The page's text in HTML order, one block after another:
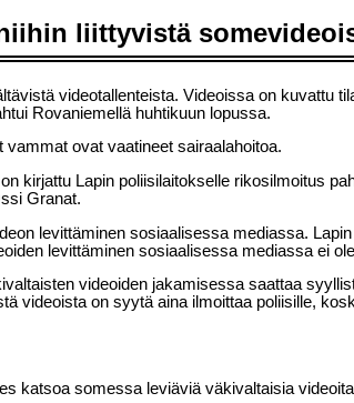
liittyvistä
videotallenteista. Videoissa on kuvattu
Rovaniemellä huhtikuun lopussa.
vammat ovat vaatineet sairaalahoitoa.
kirjattu Lapin poliisilaitokselle rikosilmoitus
Granat.
levittäminen sosiaalisessa mediassa.
levittäminen sosiaalisessa mediassa ei
videoiden jakamisessa saattaa
videoista on syytä aina ilmoittaa poliisille,
katsoa somessa leviäviä väkivaltaisia